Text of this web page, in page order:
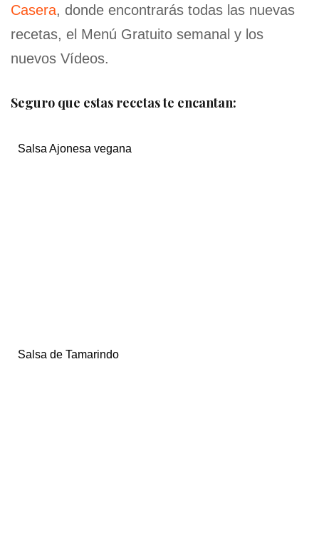
Casera, donde encontrarás todas las nuevas
recetas, el Menú Gratuito semanal y los
nuevos Vídeos.
Seguro que estas recetas te encantan:
Salsa Ajonesa vegana
Salsa de Tamarindo